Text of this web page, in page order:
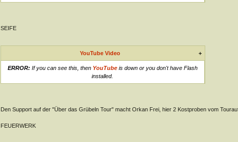
SEIFE
+
YouTube Video
ERROR: If you can see this, then YouTubeis down or you don't have Flash
installed.
Den Support auf der "Über das Grübeln Tour" macht Orkan Frei, hier 2 Kostproben vom
FEUERWERK